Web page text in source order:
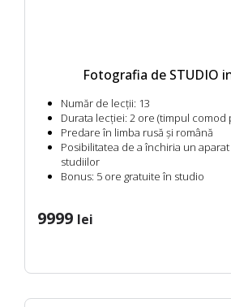
Fotografia de STUDIO
Număr de lecții: 13
Durata lecției: 2 ore (timpul comod
Predare în limba rusă și română
Posibilitatea de a închiria un
studiilor
Bonus: 5 ore gratuite în studio
9999 lei